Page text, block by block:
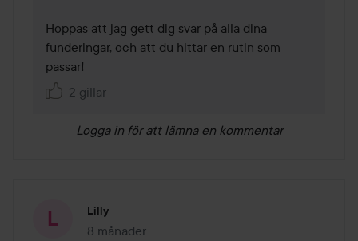
Hoppas att jag gett dig svar på alla dina
funderingar, och att du hittar en rutin som
passar!
2 gillar
Logga in för att lämna en kommentar
Lilly
8 månader
Inlägget skapades 8 månader